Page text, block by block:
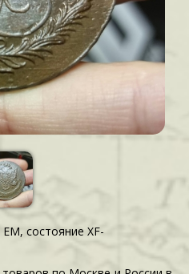
ЕМ, состояние XF-